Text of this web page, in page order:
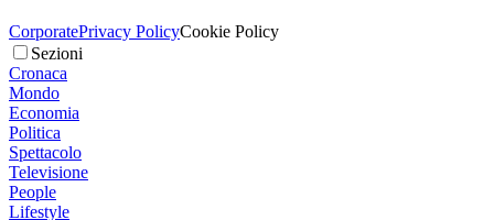
CorporatePrivacy PolicyCookie Policy
Sezioni
Cronaca
Mondo
Economia
Politica
Spettacolo
Televisione
People
Lifestyle